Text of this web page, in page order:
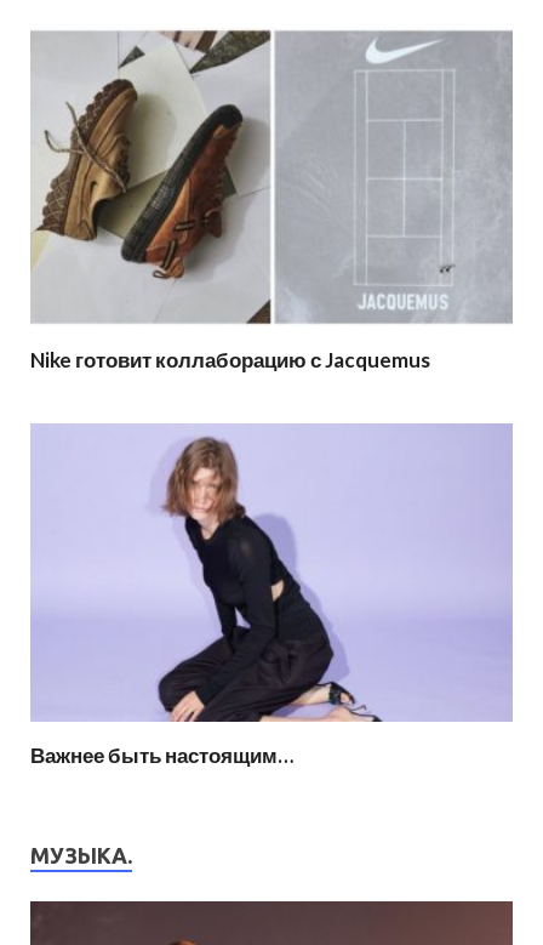
Nike готовит коллаборацию с Jacquemus
Важнее быть настоящим…
МУЗЫКА.